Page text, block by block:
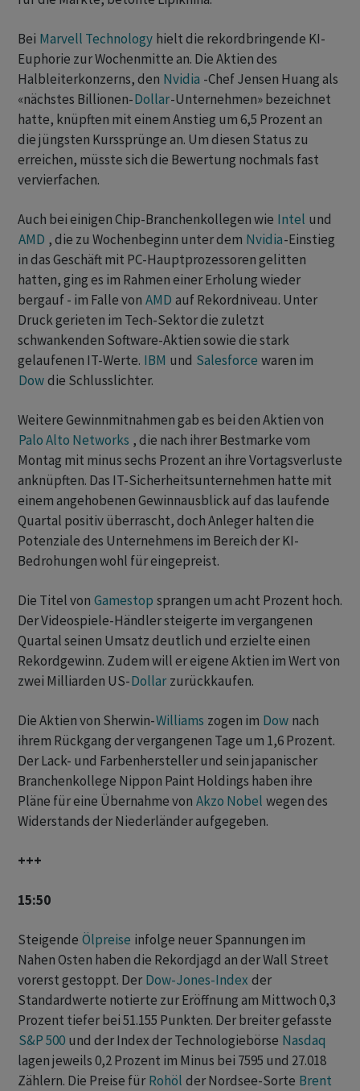
Bei Marvell Technology hielt die rekordbringende KI-
Euphorie zur Wochenmitte an. Die Aktien des
Halbleiterkonzerns, den Nvidia -Chef Jensen Huang als
«nächstes Billionen-Dollar-Unternehmen» bezeichnet
hatte, knüpften mit einem Anstieg um 6,5 Prozent an
die jüngsten Kurssprünge an. Um diesen Status zu
erreichen, müsste sich die Bewertung nochmals fast
vervierfachen.
Auch bei einigen Chip-Branchenkollegen wie Intel und
AMD , die zu Wochenbeginn unter dem Nvidia-Einstieg
in das Geschäft mit PC-Hauptprozessoren gelitten
hatten, ging es im Rahmen einer Erholung wieder
bergauf - im Falle von AMD auf Rekordniveau. Unter
Druck gerieten im Tech-Sektor die zuletzt
schwankenden Software-Aktien sowie die stark
gelaufenen IT-Werte. IBM und Salesforce waren im
Dowdie Schlusslichter.
Weitere Gewinnmitnahmen gab es bei den Aktien von
Palo Alto Networks , die nach ihrer Bestmarke vom
Montag mit minus sechs Prozent an ihre Vortagsverluste
anknüpften. Das IT-Sicherheitsunternehmen hatte mit
einem angehobenen Gewinnausblick auf das laufende
Quartal positiv überrascht, doch Anleger halten die
Potenziale des Unternehmens im Bereich der KI-
Bedrohungen wohl für eingepreist.
Die Titel von Gamestop sprangen um acht Prozent hoch.
Der Videospiele-Händler steigerte im vergangenen
Quartal seinen Umsatz deutlich und erzielte einen
Rekordgewinn. Zudem will er eigene Aktien im Wert von
zwei Milliarden US-Dollar zurückkaufen.
Die Aktien von Sherwin-Williams zogen im Dow nach
ihrem Rückgang der vergangenen Tage um 1,6 Prozent.
Der Lack- und Farbenhersteller und sein japanischer
Branchenkollege Nippon Paint Holdings haben ihre
Pläne für eine Übernahme von Akzo Nobel wegen des
Widerstands der Niederländer aufgegeben.
+++
15:50
Steigende Ölpreise infolge neuer Spannungen im
Nahen Osten haben die Rekordjagd an der Wall Street
vorerst gestoppt. Der ‌ Dow-Jones-Index ⁠der
Standardwerte notierte zur Eröffnung am Mittwoch 0,3
Prozent tiefer bei 51.155 Punkten. ⁠Der breiter gefasste
S&P 500 und der Index der Technologiebörse Nasdaq
lagen jeweils 0,2 ‌Prozent im Minus bei 7595 und 27.018
‌Zählern. Die Preise für Rohöl der ​Nordsee-Sorte Brent